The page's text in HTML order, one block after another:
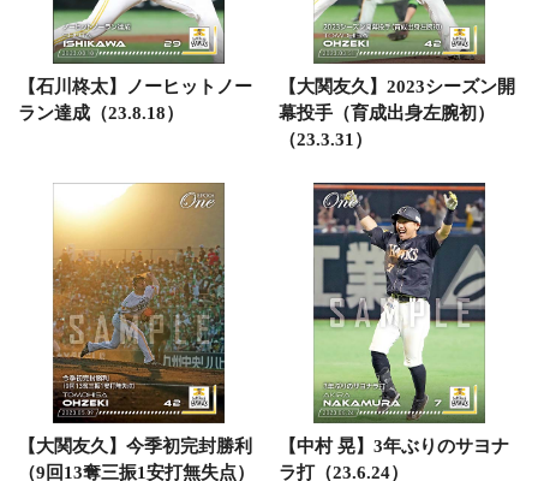
【石川柊太】ノーヒットノー
ラン達成（23.8.18）
【大関友久】2023シーズン開
幕投手（育成出身左腕初）
（23.3.31）
【大関友久】今季初完封勝利
（9回13奪三振1安打無失点）
【中村 晃】3年ぶりのサヨナ
ラ打（23.6.24）